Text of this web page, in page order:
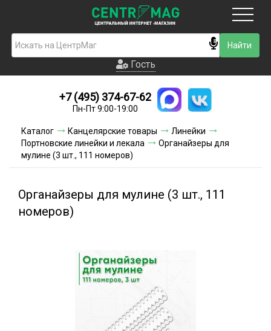
Гость
Новинки
Условия доставки
Условия оплаты
Гость
+7 (495) 374-67-62
Пн-Пт 9:00-19:00
Каталог Канцелярские товары
Линейки
Портновские линейки и лекала
Органайзеры для
мулине (3 шт., 111 номеров)
Органайзеры для мулине (3 шт., 111
номеров)